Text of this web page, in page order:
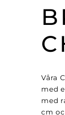
Våra
med
med
cm